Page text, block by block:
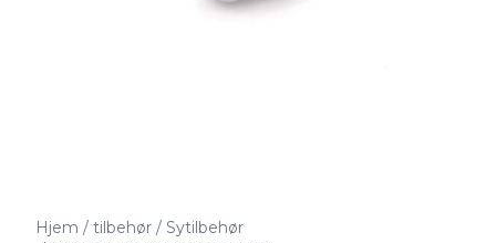
Hjem / tilbehør / Sytilbehør